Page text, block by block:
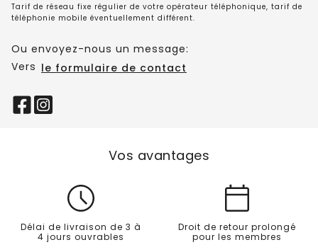
Tarif de réseau fixe régulier de votre opérateur téléphonique, tarif de
téléphonie mobile éventuellement différent.
Ou envoyez-nous un message:
Vers le formulaire de contact
Vos avantages
Délai de livraison de 3 à
4 jours ouvrables
Droit de retour prolongé
pour les membres